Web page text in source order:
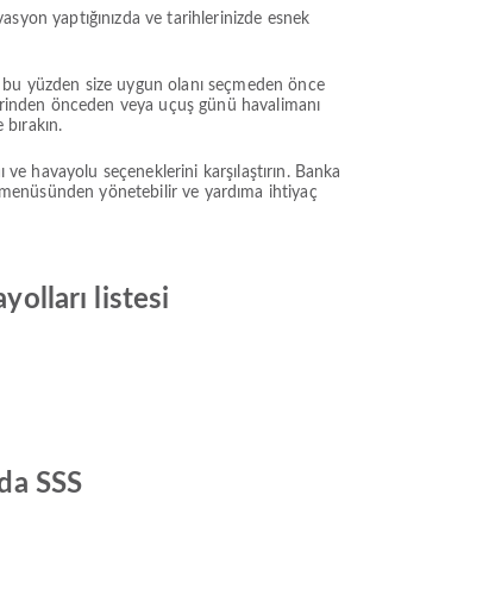
yaptığınızda ve tarihlerinizde esnek
yüzden size uygun olanı seçmeden önce
önceden veya uçuş günü havalimanı
havayolu seçeneklerini karşılaştırın. Banka
yönetebilir ve yardıma ihtiyaç
listesi
SSS